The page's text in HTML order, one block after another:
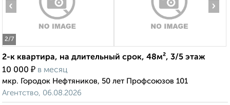
2/7
‹ ›
2-к квартира, на длительный срок, 48м², 3/5 этаж
10 000 ₽ в месяц
мкр. Городок Нефтяников, 50 лет Профсоюзов 101
Агентство, 06.08.2026